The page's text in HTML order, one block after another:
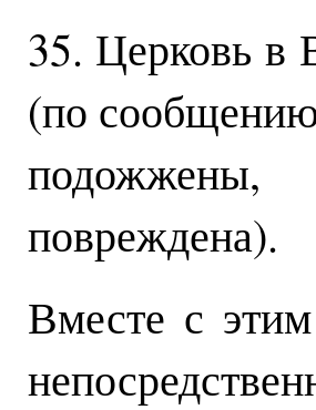
35. Церковь в
(по
повреждена).
Вместе с